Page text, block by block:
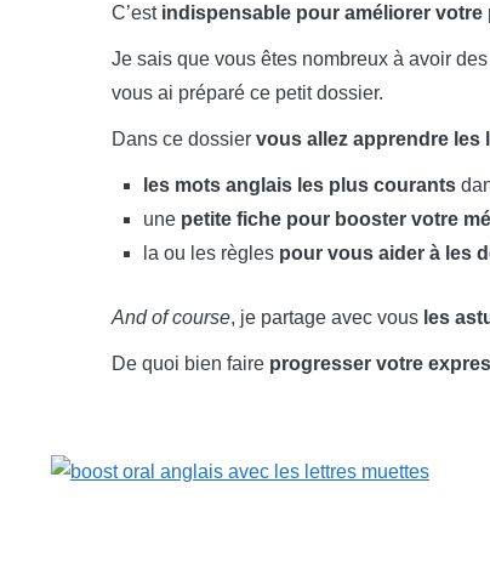
C’est indispensable pour améliorer
Je sais que vous êtes nombreux à avoir des
vous ai préparé ce petit dossier.
Dans ce dossier vous allez apprendre les
les mots anglais les plus courants
une petite fiche pour booster votre
la ou les règles pour vous aider à les
And of course, je partage avec vous les
De quoi bien faire progresser votre